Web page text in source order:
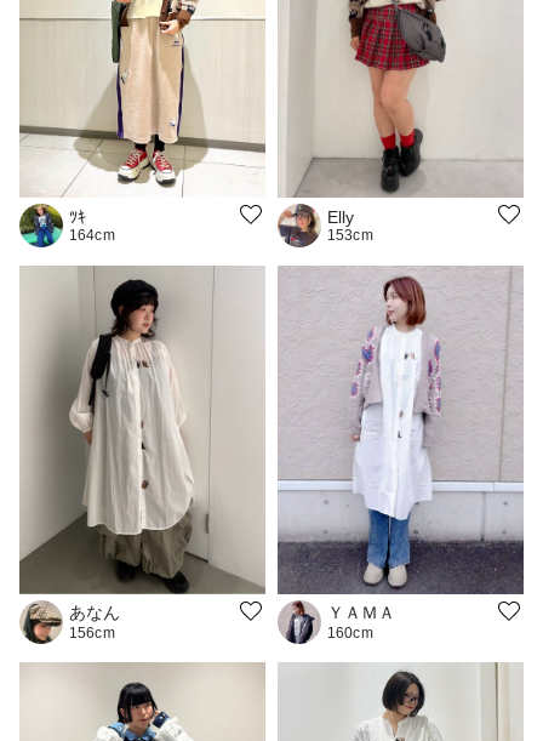
ﾂｷ
164cm
Elly
153cm
あなん
156cm
ＹＡＭＡ
160cm